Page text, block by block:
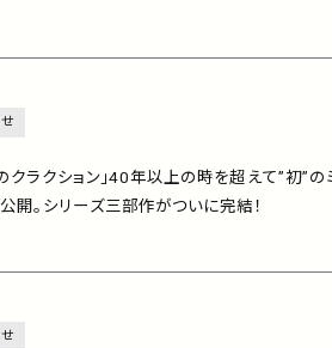
クラクション」40年以上の時を超えて”初”の
開。シリーズ三部作がついに完結！